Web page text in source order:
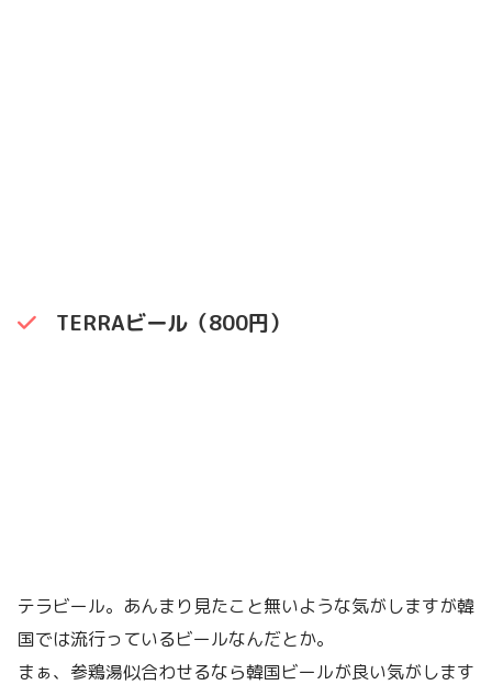
TERRAビール（800円）
テラビール。あんまり見たこと無いような気がしますが韓
国では流行っているビールなんだとか。
まぁ、参鶏湯似合わせるなら韓国ビールが良い気がします